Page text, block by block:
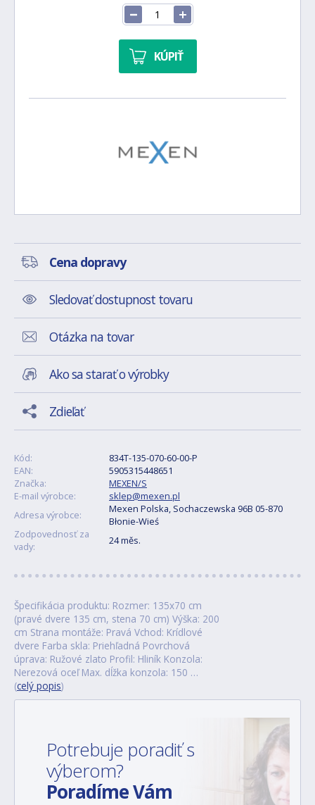
KÚPIŤ
Cena dopravy
Sledovať dostupnost tovaru
Otázka na tovar
Ako sa starať o výrobky
Zdieľať
Kód:
834T-135-070-60-00-P
EAN:
5905315448651
Značka:
MEXEN/S
E-mail výrobce:
sklep@mexen.pl
Adresa výrobce:
Mexen Polska, Sochaczewska 96B 05-870
Błonie-Wieś
Zodpovednosť za
vady:
24 měs.
Špecifikácia produktu: Rozmer: 135x70 cm
(pravé dvere 135 cm, stena 70 cm) Výška: 200
cm Strana montáže: Pravá Vchod: Krídlové
dvere Farba skla: Priehľadná Povrchová
úprava: Ružové zlato Profil: Hliník Konzola:
Nerezová oceľ Max. dĺžka konzola: 150 …
(celý popis)
Potrebuje poradiť s
výberom?
Poradíme Vám